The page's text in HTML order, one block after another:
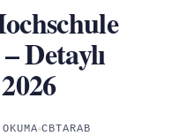
Detaylı
CBTARAB